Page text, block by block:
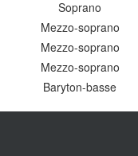
Soprano
Mezzo-soprano
Mezzo-soprano
Mezzo-soprano
Baryton-basse